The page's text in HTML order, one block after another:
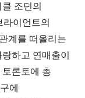
조던의
이언트의
계를 떠올리는
하고 연매출이
론토에 총
에